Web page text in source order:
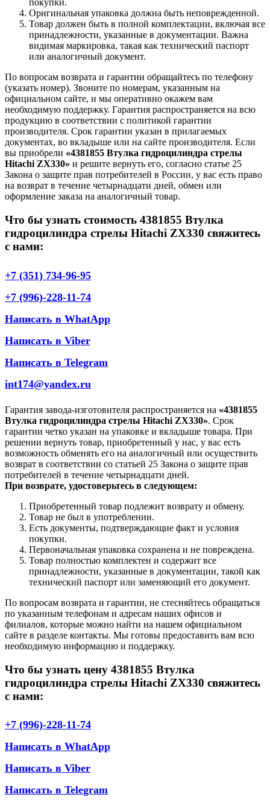
покупки.
Оригинальная упаковка должна быть неповрежденной.
Товар должен быть в полной комплектации, включая все
принадлежности, указанные в документации. Важна
видимая маркировка, такая как технический паспорт
или аналогичный документ.
По вопросам возврата и гарантии обращайтесь по телефону
(указать номер). Звоните по номерам, указанным на
официальном сайте, и мы оперативно окажем вам
необходимую поддержку. Гарантия распространяется на всю
продукцию в соответствии с политикой гарантии
производителя. Срок гарантии указан в прилагаемых
документах, во вкладыше или на сайте производителя. Если
вы приобрели «4381855 Втулка гидроцилиндра стрелы
Hitachi ZX330» и решите вернуть его, согласно статье 25
Закона о защите прав потребителей в России, у вас есть право
на возврат в течение четырнадцати дней, обмен или
оформление заказа на аналогичный товар.
Что бы узнать стоимость 4381855 Втулка
гидроцилиндра стрелы Hitachi ZX330 свяжитесь
с нами:
+7 (351) 734-96-95
+7 (996)-228-11-74
Написать в WhatApp
Написать в Viber
Написать в Telegram
int174@yandex.ru
Гарантия завода-изготовителя распространяется на «4381855
Втулка гидроцилиндра стрелы Hitachi ZX330». Срок
гарантии четко указан на упаковке и вкладыше товара. При
решении вернуть товар, приобретенный у нас, у вас есть
возможность обменять его на аналогичный или осуществить
возврат в соответствии со статьей 25 Закона о защите прав
потребителей в течение четырнадцати дней.
При возврате, удостоверьтесь в следующем:
Приобретенный товар подлежит возврату и обмену.
Товар не был в употреблении.
Есть документы, подтверждающие факт и условия
покупки.
Первоначальная упаковка сохранена и не повреждена.
Товар полностью комплектен и содержит все
принадлежности, указанные в документации, такой как
технический паспорт или заменяющий его документ.
По вопросам возврата и гарантии, не стесняйтесь обращаться
по указанным телефонам и адресам наших офисов и
филиалов, которые можно найти на нашем официальном
сайте в разделе контакты. Мы готовы предоставить вам всю
необходимую информацию и поддержку.
Что бы узнать цену 4381855 Втулка
гидроцилиндра стрелы Hitachi ZX330 свяжитесь
с нами:
+7 (996)-228-11-74
Написать в WhatApp
Написать в Viber
Написать в Telegram